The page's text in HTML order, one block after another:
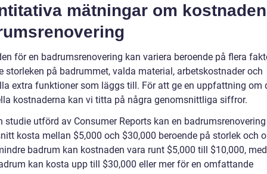
mätningar om
för en badrumsrenovering kan variera beroende på flera
storleken på badrummet, valda material, arbetskostnader och
extra funktioner som läggs till. För att ge en uppfattning om
kostnaderna kan vi titta på några genomsnittliga siffror.
studie utförd av Consumer Reports kan en
kosta mellan $5,000 och $30,000 beroende på storlek och
badrum kan kostnaden vara runt $5,000 till $10,000,
kan kosta upp till $30,000 eller mer för en omfattande